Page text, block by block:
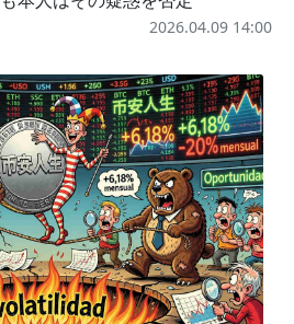
2026.04.09 14:00